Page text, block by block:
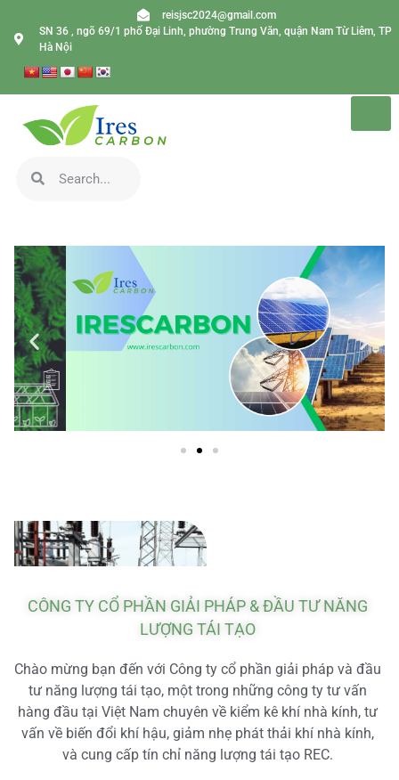
reisjsc2024@gmail.com
SN 36 , ngõ 69/1 phố Đại Linh, phường Trung Văn, quận Nam Từ Liêm, TP
Hà Nội
CÔNG TY CỔ PHẦN GIẢI PHÁP & ĐẦU TƯ NĂNG
LƯỢNG TÁI TẠO
Chào mừng bạn đến với Công ty cổ phần giải pháp và đầu
tư năng lượng tái tạo, một trong những công ty tư vấn
hàng đầu tại Việt Nam chuyên về kiểm kê khí nhà kính, tư
vấn về biến đổi khí hậu, giảm nhẹ phát thải khí nhà kính,
và cung cấp tín chỉ năng lượng tái tạo REC.